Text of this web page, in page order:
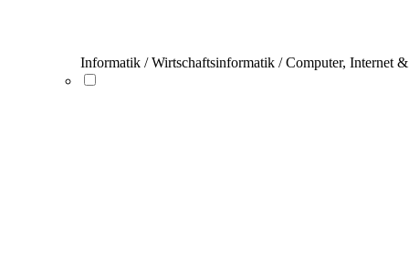
Informatik / Wirtschaftsinformatik / Computer, Internet